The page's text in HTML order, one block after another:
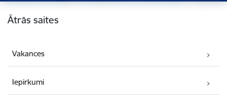
Kājene
Ātrās saites
Vakances
Iepirkumi